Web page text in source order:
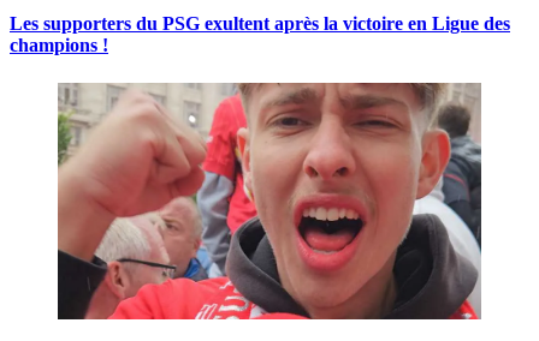
Les supporters du PSG exultent après la victoire en Ligue des
champions !